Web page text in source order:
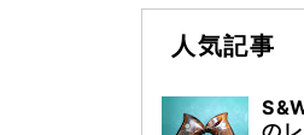
人気記事
の